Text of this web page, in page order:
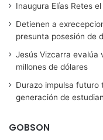
Inaugura Elías Retes
Detienen a
presunta posesión de
Jesús Vizcarra evalúa
millones de dólares
Durazo impulsa
generación de
GOBSON